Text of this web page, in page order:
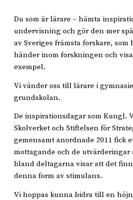
Du som är lärare – hämta
undervisning och gör den mer
av Sveriges främsta forskare, som
händer inom forskningen och
exempel.
Vi vänder oss till lärare i
grundskolan.
De inspirationsdagar som Kungl.
Skolverket och Stiftelsen för
gemensamt anordnade 2011 fick
mottagande och de utvärderingar
bland deltagarna visar att det
denna form av stimulans.
Vi hoppas kunna bidra till en